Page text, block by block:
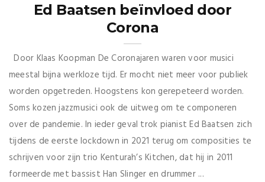
Ed Baatsen beïnvloed door
Corona
Door Klaas Koopman De Coronajaren waren voor musici
meestal bijna werkloze tijd. Er mocht niet meer voor publiek
worden opgetreden. Hoogstens kon gerepeteerd worden.
Soms kozen jazzmusici ook de uitweg om te componeren
over de pandemie. In ieder geval trok pianist Ed Baatsen zich
tijdens de eerste lockdown in 2021 terug om composities te
schrijven voor zijn trio Kenturah’s Kitchen, dat hij in 2011
formeerde met bassist Han Slinger en drummer ...